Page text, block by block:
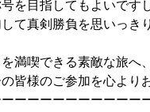
を目指してもよいです
て真剣勝負を思いっき
満喫できる素敵な旅へ
皆様のご参加を心より
ーーーーーーーーー